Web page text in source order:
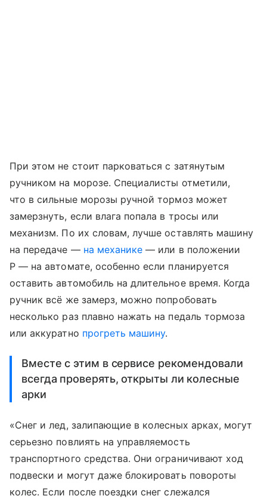
При этом не стоит парковаться с затянутым
ручником на морозе. Специалисты отметили,
что в сильные морозы ручной тормоз может
замерзнуть, если влага попала в тросы или
механизм. По их словам, лучше оставлять машину
на передаче — на механике — или в положении
P — на автомате, особенно если планируется
оставить автомобиль на длительное время. Когда
ручник всё же замерз, можно попробовать
несколько раз плавно нажать на педаль тормоза
или аккуратно прогреть машину.
Вместе с этим в сервисе рекомендовали
всегда проверять, открыты ли колесные
арки
«Снег и лед, залипающие в колесных арках, могут
серьезно повлиять на управляемость
транспортного средства. Они ограничивают ход
подвески и могут даже блокировать повороты
колес. Если после поездки снег слежался